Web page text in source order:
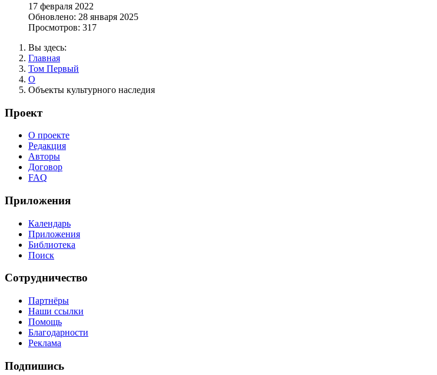
17 февраля 2022
Обновлено: 28 января 2025
Просмотров: 317
Вы здесь:
Главная
Том Первый
О
Объекты культурного наследия
Проект
О проекте
Редакция
Авторы
Договор
FAQ
Приложения
Календарь
Приложения
Библиотека
Поиск
Сотрудничество
Партнёры
Наши ссылки
Помощь
Благодарности
Реклама
Подпишись